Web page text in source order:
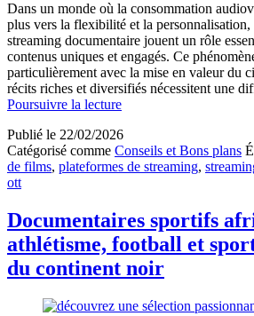
Dans un monde où la consommation
plus vers la flexibilité et la personnalisation,
streaming documentaire jouent un rôle
contenus uniques et engagés. Ce
particulièrement avec la mise en valeur du
récits riches et diversifiés nécessitent une
Poursuivre la lecturePlateformes
streaming
documentaire
avec
et
Dacast
pour
diffuser
vos
africains
Publié le 22/02/2026
Catégorisé comme Conseils et Bons plans
de films, plateformes de streaming,
ott
Documentaires sportifs
athlétisme, football et
du continent noir